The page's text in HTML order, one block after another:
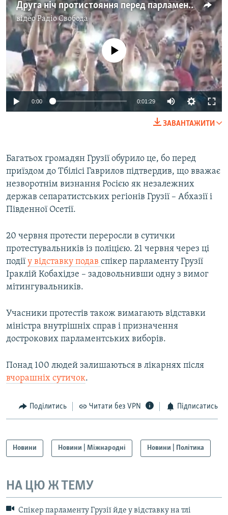
Друга ніч протистояння перед парламентом Грузії – відео
відеоРадіо Свобода
No media source currently available
0:00 0:01:29
ЗАВАНТАЖИТИ
Багатьох громадян Грузії обурило це, бо перед
приїздом до Тбілісі Гаврилов підтвердив, що вважає
незворотнім визнання Росією як незалежних
держав сепаратистських регіонів Грузії – Абхазії і
Південної Осетії.
20 червня протести переросли в сутички
протестувальників із поліцією. 21 червня через ці
події у відставку подав спікер парламенту Грузії
Іраклій Кобахідзе – задовольнивши одну з вимог
мітингувальників.
Учасники протестів також вимагають відставки
міністра внутрішніх справ і призначення
дострокових парламентських виборів.
Понад 100 людей залишаються в лікарнях після
вчорашніх сутичок.
Поділитись Читати без VPN Підписатись
Новини Новини | Міжнародні Новини | Політика
НА ЦЮ Ж ТЕМУ
Спікер парламенту Грузії йде у відставку на тлі